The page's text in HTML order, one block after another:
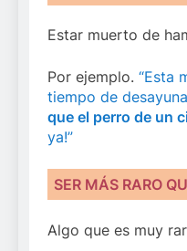
Estar muerto de
Por ejemplo. “Esta
tiempo de
que el perro de un
ya!”
SER MÁS RARO
Algo que es muy